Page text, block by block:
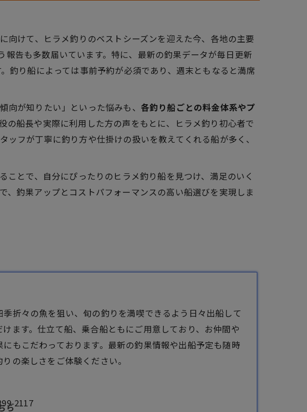
向けて、ヒラメ釣りのベストシーズンを迎えた今、各地の主要
告も多数届いています。特に、最新の釣果データが毎日更新
釣り船によっては事前予約が必須であり、週末ともなると満席
向が知りたい」といった悩みも、 各釣り船ごとの料金体系やプ
の船長や実際に利用した方の声をもとに、ヒラメ釣り初心者で
フが丁寧に釣り方や仕掛けの扱いを教えてくれる船が多く、
ことで、自分にぴったりのヒラメ釣り船を見つけ、満足のいく
釣果アップとコストパフォーマンスの高い船選びを実現しま
折々の魚を狙い、旬の釣りを満喫できるよう日々出船して
ます。仕立て船、乗合船ともにご用意しており、お仲間や
もこだわっております。最新の釣果情報や出船予定も随時
の楽しさをご体験ください。
2117